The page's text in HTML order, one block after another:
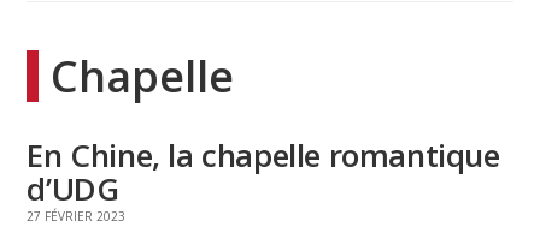
Chapelle
En Chine, la chapelle romantique
d’UDG
27 FÉVRIER 2023